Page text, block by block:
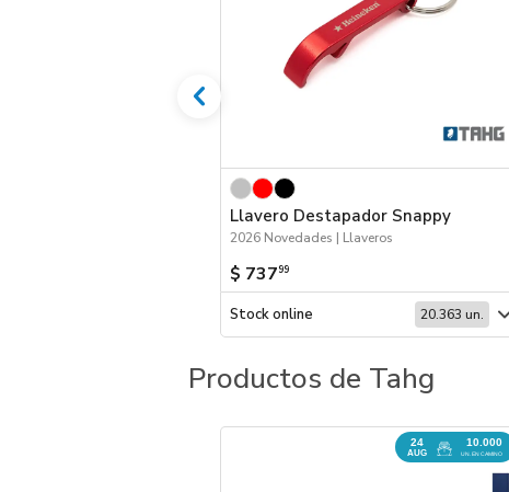
Llavero Destapador Snappy
2026 Novedades | Llaveros
$ 73799
Stock online 20.363 un.
Productos de Tahg
24
AUG
10.000
UN. EN CAMINO